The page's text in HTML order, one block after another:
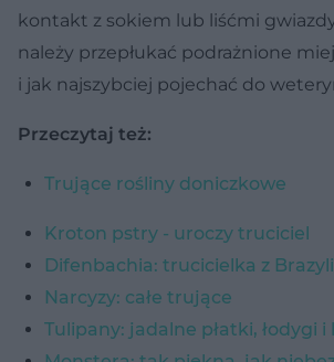
kontakt z sokiem lub liśćmi
należy przepłukać podrażnione
i jak najszybciej pojechać do
Przeczytaj też:
Trujące rośliny doniczkowe
Kroton pstry - uroczy truciciel
Difenbachia: trucicielka z
Narcyzy: całe trujące
Tulipany: jadalne płatki, łodygi